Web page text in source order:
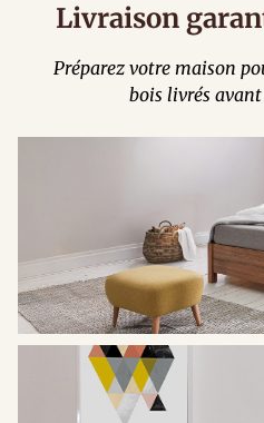
Livraison
Préparez votre maison
bois livrés